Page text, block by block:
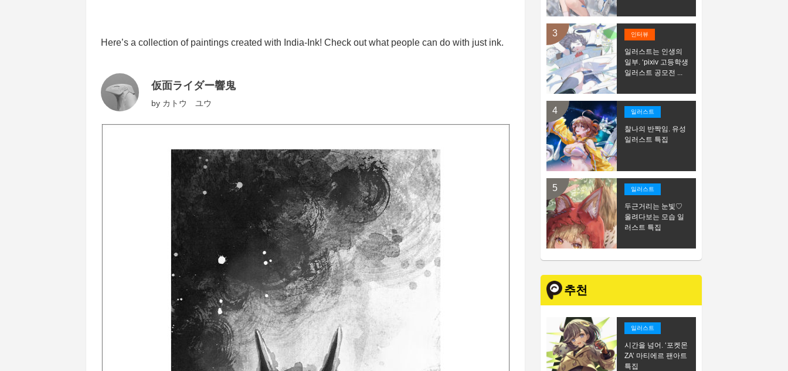
Here’s a collection of paintings created with India-Ink! Check out what people can do with just ink.
仮面ライダー響鬼
by カトウ ユウ
인터뷰
일러스트는 인생의
일부. ‘pixiv 고등학생
일러스트 공모전 ...
일러스트
찰나의 반짝임. 유성
일러스트 특집
일러스트
두근거리는 눈빛♡
올려다보는 모습 일
러스트 특집
추천
일러스트
시간을 넘어. ‘포켓몬
ZA’ 마티에르 팬아트
특집